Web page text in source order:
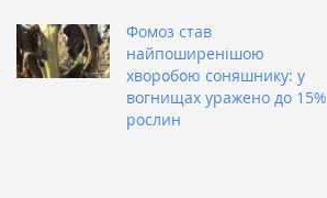
Фомоз став
найпоширенішою
хворобою соняшнику: у
вогнищах уражено до 15%
рослин